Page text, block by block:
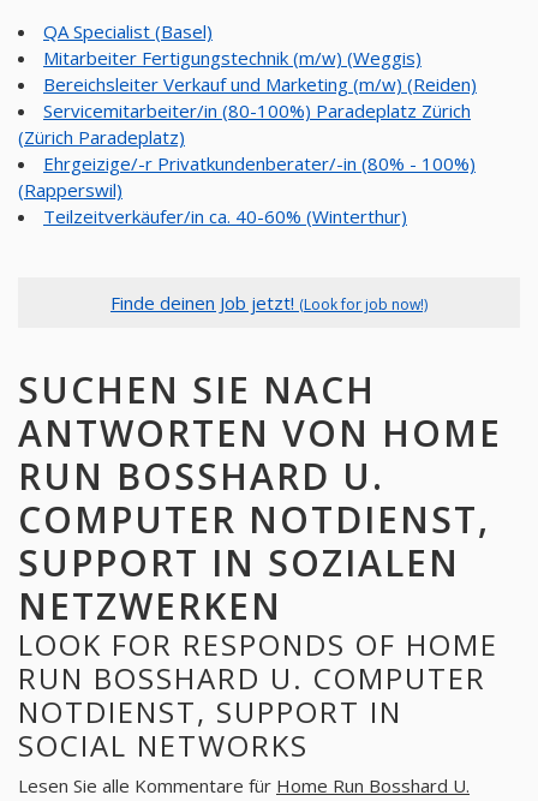
QA Specialist (Basel)
Mitarbeiter Fertigungstechnik (m/w) (Weggis)
Bereichsleiter Verkauf und Marketing (m/w) (Reiden)
Servicemitarbeiter/in (80-100%) Paradeplatz Zürich
(Zürich Paradeplatz)
Ehrgeizige/-r Privatkundenberater/-in (80% - 100%)
(Rapperswil)
Teilzeitverkäufer/in ca. 40-60% (Winterthur)
Finde deinen Job jetzt! (Look for job now!)
SUCHEN SIE NACH
ANTWORTEN VON HOME
RUN BOSSHARD U.
COMPUTER NOTDIENST,
SUPPORT IN SOZIALEN
NETZWERKEN
LOOK FOR RESPONDS OF HOME
RUN BOSSHARD U. COMPUTER
NOTDIENST, SUPPORT IN
SOCIAL NETWORKS
Lesen Sie alle Kommentare für Home Run Bosshard U.